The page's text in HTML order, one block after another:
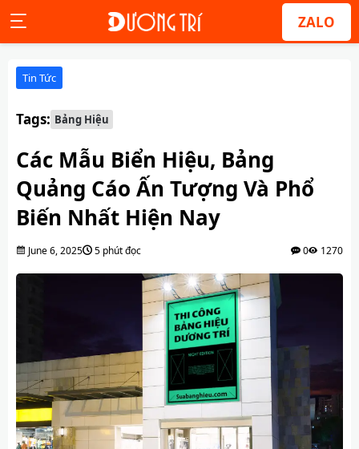
ZALO
Tin Tức
Tags: Bảng Hiệu
Các Mẫu Biển Hiệu, Bảng
Quảng Cáo Ấn Tượng Và Phổ
Biến Nhất Hiện Nay
June 6, 2025 5 phút đọc 0 1270